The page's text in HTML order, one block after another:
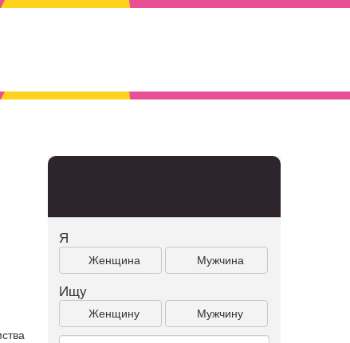
Я
Женщина Мужчина
Ищу
Женщину Мужчину